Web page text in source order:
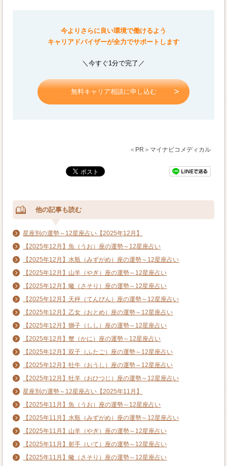
今よりさらに良い環境で働けるよう
キャリアドバイザーが全力でサポートします
＼今すぐ1分で完了／
無料キャリア相談に申し込む
＜PR＞マイナビコメディカル
他の記事も読む
星座別の運勢～12星座占い【2025年12月】
【2025年12月】魚（うお）座の運勢～12星座占い
【2025年12月】水瓶（みずがめ）座の運勢～12星座占い
【2025年12月】山羊（やぎ）座の運勢～12星座占い
【2025年12月】蠍（さそり）座の運勢～12星座占い
【2025年12月】天秤（てんびん）座の運勢～12星座占い
【2025年12月】乙女（おとめ）座の運勢～12星座占い
【2025年12月】獅子（しし）座の運勢～12星座占い
【2025年12月】蟹（かに）座の運勢～12星座占い
【2025年12月】双子（ふたご）座の運勢～12星座占い
【2025年12月】牡牛（おうし）座の運勢～12星座占い
【2025年12月】牡羊（おひつじ）座の運勢～12星座占い
星座別の運勢～12星座占い【2025年11月】
【2025年11月】魚（うお）座の運勢～12星座占い
【2025年11月】水瓶（みずがめ）座の運勢～12星座占い
【2025年11月】山羊（やぎ）座の運勢～12星座占い
【2025年11月】射手（いて）座の運勢～12星座占い
【2025年11月】蠍（さそり）座の運勢～12星座占い